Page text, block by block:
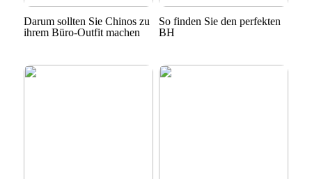
Darum sollten Sie Chinos zu
ihrem Büro-Outfit machen
So finden Sie den perfekten
BH